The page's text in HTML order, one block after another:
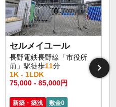
セルメイユール
長野電鉄長野線「市役所
前」駅徒歩11分
1K - 1LDK
75,000 - 85,000円
新築・築浅
敷金0